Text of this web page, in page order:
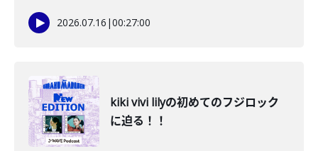
2026.07.16 |00:27:00
kiki vivi lilyの初めてのフジロック
に迫る！！